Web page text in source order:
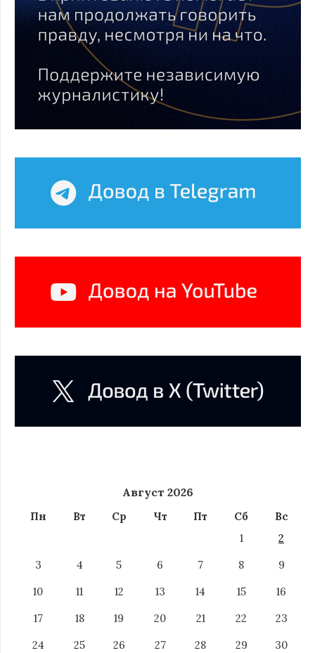
Август 2026
Пн Вт Ср Чт Пт Сб
Вс
1
2
3
4 5 6 7 8
9
10
11 12 13 14 15
16
17
18 19 20 21 22
23
24
25 26 27 28 29
30